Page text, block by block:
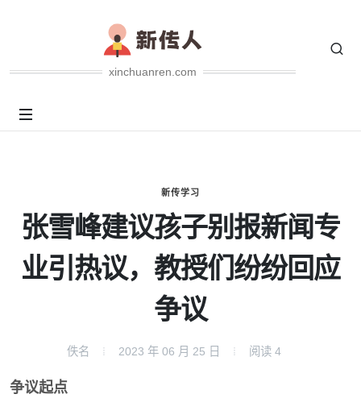
xinchuanren.com
新传学习
张雪峰建议孩子别报新闻专
业引热议，教授们纷纷回应
争议
佚名 2023 年 06 月 25 日 阅读 4
争议起点